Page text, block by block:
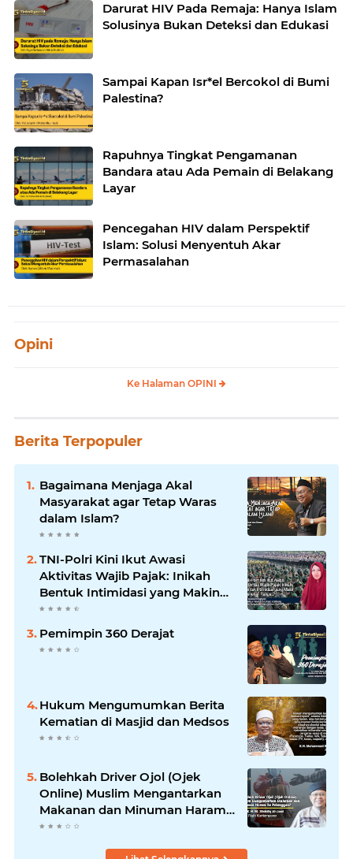
Darurat HIV Pada Remaja: Hanya Islam
Solusinya Bukan Deteksi dan Edukasi
Sampai Kapan Isr*el Bercokol di Bumi
Palestina?
Rapuhnya Tingkat Pengamanan
Bandara atau Ada Pemain di Belakang
Layar
Pencegahan HIV dalam Perspektif
Islam: Solusi Menyentuh Akar
Permasalahan
Opini
Ke Halaman OPINI
Berita Terpopuler
Bagaimana Menjaga Akal
Masyarakat agar Tetap Waras
dalam Islam?
TNI-Polri Kini Ikut Awasi
Aktivitas Wajib Pajak: Inikah
Bentuk Intimidasi yang Makin
Menekan Rakyat?
Pemimpin 360 Derajat
Hukum Mengumumkan Berita
Kematian di Masjid dan Medsos
Bolehkah Driver Ojol (Ojek
Online) Muslim Mengantarkan
Makanan dan Minuman Haram
ke Pelanggan?